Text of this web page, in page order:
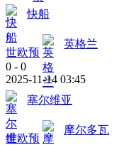
快船
世欧预
英格兰
0 - 0
2025-11-14 03:45
塞尔维亚
世欧预
摩尔多瓦